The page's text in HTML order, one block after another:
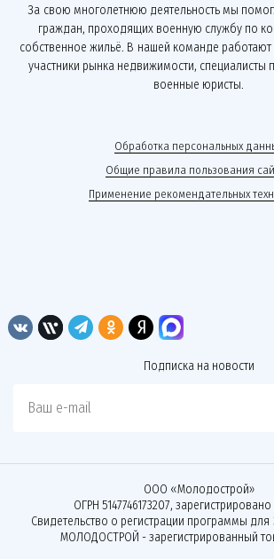
За свою многолетнюю деятельность мы
граждан, проходящих военную службу по
собственное жильё. В нашей команде
участники рынка недвижимости, специалисты
военные юристы.
Обработка персональных
Общие правила пользования
Применение рекомендательных
Подписка на новости
Ваш e-mail
ООО «Молодострой»
ОГРН 5147746173207, зарегистрировано
Свидетельство о регистрации программы
МОЛОДОСТРОЙ - зарегистрированный